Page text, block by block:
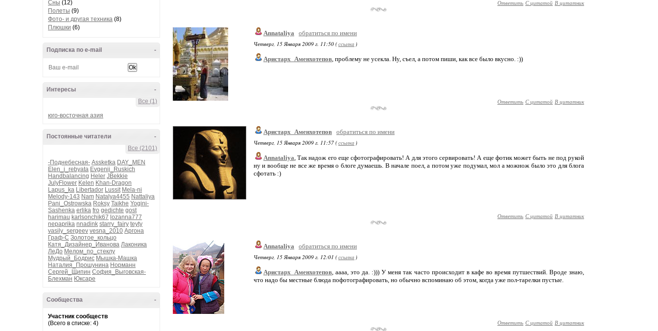
Сны (12)
Полеты (9)
Фото- и другая техника (8)
Плюшки (6)
-
Подписка по e-mail
-
Интересы
Все (1)
юго-восточная азия
-
Постоянные читатели
Все (2101)
-Поднебесная- Assketka DAY_MEN
Elen_i_rebyata Evgenij_Ruskich
Handbalancing Heler JBekkie
JulyFlower Kelen Khan-Dragon
Lapus_ka Libertador Lussit Mela-ni
Melody-143 Nam Natalya4455 Nattaliya
Pani_Ostrowska Roksy Taikhe Yogini-
Sashenka erlika fro gedichte gost
harimau karlsonchik67 lozanna777
nepaprika nnadink starry_fairy teyty
vasily_sergeev vesna_2010 Аргона
Граф-С Золотое_кольцо
Катя_Дизайнер_Иванова Лаконика
ЛеДо Мелом_по_стеклу
Мудрый_Бодрис Мышка-Машка
Наталия_Прошунина Норманн
Сергей_Щипин София_Выговская-
Блехман Юксаре
-
Сообщества
Участник сообществ
(Всего в списке: 4)
Ответить С цитатой В цитатник
Annataliya
обратиться по имени
Четверг, 15 Января 2009 г. 11:50 (ссылка )
Аристарх_Аменхотепов, проблему не усекла. Ну, съел, а потом пиши, как все было вкусно. :))
Ответить С цитатой В цитатник
Аристарх_Аменхотепов обратиться по имени
Четверг, 15 Января 2009 г. 11:57 (ссылка )
Annataliya, Так надож его еще сфотографировать! А для этого сервировать! А еще фотик может быть не под рукой
ну и вообще не все же время о блоге думаешь. В начале поел, а потом уже подумал, мол а можнож было это для блога
сфотать :)
Ответить С цитатой В цитатник
Annataliya
обратиться по имени
Четверг, 15 Января 2009 г. 12:01 (ссылка )
Аристарх_Аменхотепов, аааа, это да. :))) У меня так часто происходит в кафе во время путшествий. Вроде знаю,
что надо бы местные блюда пофотографировать, но обычно вспоминаю об этом, когда уже пол-тарелки пустые.
Ответить С цитатой В цитатник